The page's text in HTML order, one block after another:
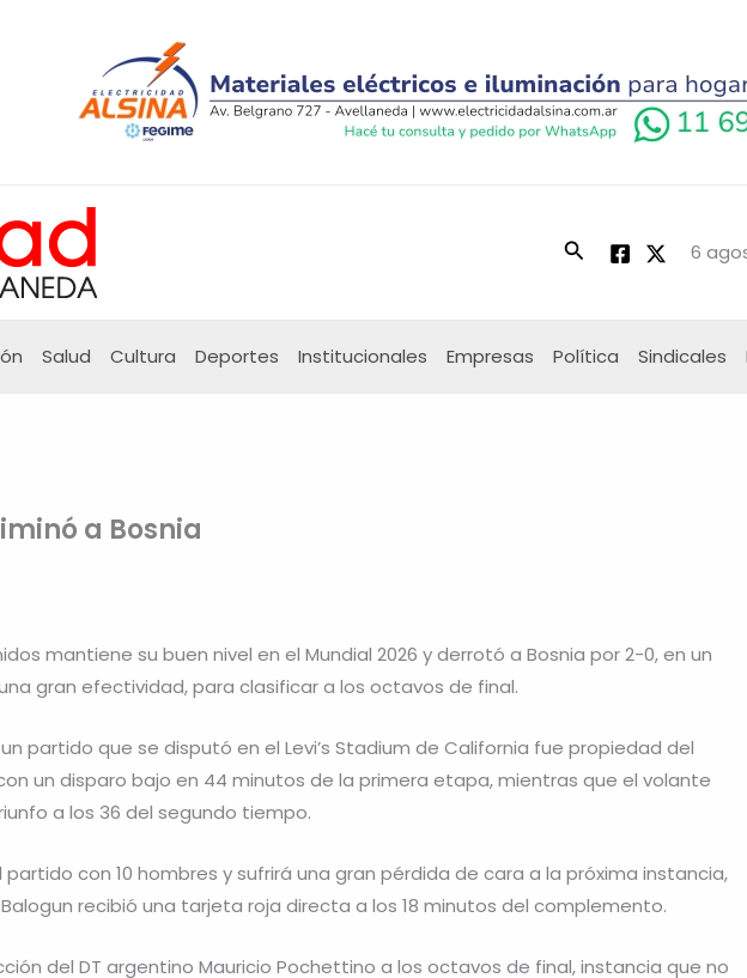
Buscar 6
Salud Cultura Deportes Institucionales Empresas Política Sindicales
a Bosnia
mantiene su buen nivel en el Mundial 2026 y derrotó a Bosnia por 2-0, en un
gran efectividad, para clasificar a los octavos de final.
partido que se disputó en el Levi’s Stadium de California fue propiedad del
un disparo bajo en 44 minutos de la primera etapa, mientras que el volante
a los 36 del segundo tiempo.
con 10 hombres y sufrirá una gran pérdida de cara a la próxima instancia,
recibió una tarjeta roja directa a los 18 minutos del complemento.
del DT argentino Mauricio Pochettino a los octavos de final, instancia que no